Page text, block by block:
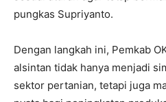
pungkas Supriyanto.
Dengan langkah ini, Pemkab
alsintan tidak hanya menjadi
sektor pertanian, tetapi juga